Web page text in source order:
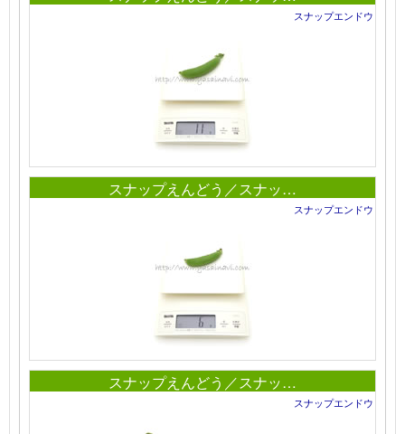
スナップエンドウ
スナップえんどう／スナッ…
スナップエンドウ
スナップえんどう／スナッ…
スナップエンドウ